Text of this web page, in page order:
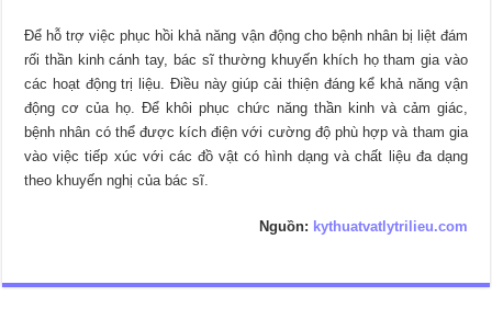
Để hỗ trợ việc phục hồi khả năng vận động cho bệnh nhân bị liệt đám
rối thần kinh cánh tay, bác sĩ thường khuyến khích họ tham gia vào
các hoạt động trị liệu. Điều này giúp cải thiện đáng kể khả năng vận
động cơ của họ. Để khôi phục chức năng thần kinh và cảm giác,
bệnh nhân có thể được kích điện với cường độ phù hợp và tham gia
vào việc tiếp xúc với các đồ vật có hình dạng và chất liệu đa dạng
theo khuyến nghị của bác sĩ.
Nguồn: kythuatvatlytrilieu.com